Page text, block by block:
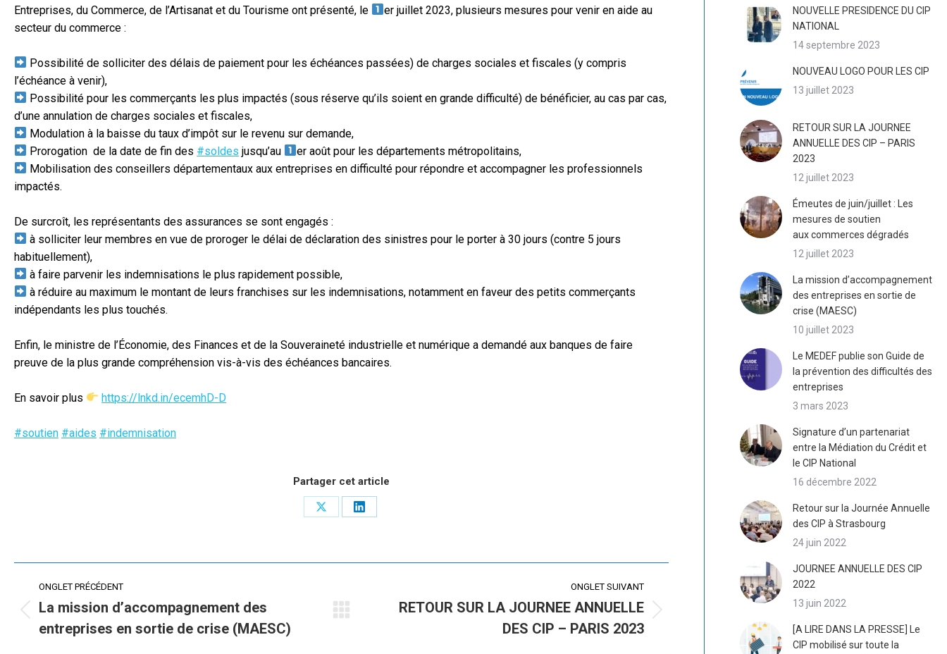
Entreprises, du Commerce, de l’Artisanat et du Tourisme ont présenté, le
er juillet 2023, plusieurs mesures pour venir en aide au
secteur du commerce :
Possibilité de solliciter des délais de paiement pour les échéances passées) de charges sociales et fiscales (y compris
l’échéance à venir),
Possibilité pour les commerçants les plus impactés (sous réserve qu’ils soient en grande difficulté) de bénéficier, au cas par cas,
d’une annulation de charges sociales et fiscales,
Modulation à la baisse du taux d’impôt sur le revenu sur demande,
Prorogation de la date de fin des #soldes jusqu’au
er août pour les départements métropolitains,
Mobilisation des conseillers départementaux aux entreprises en difficulté pour répondre et accompagner les professionnels
impactés.
De surcroît, les représentants des assurances se sont engagés :
à solliciter leur membres en vue de proroger le délai de déclaration des sinistres pour le porter à 30 jours (contre 5 jours
habituellement),
à faire parvenir les indemnisations le plus rapidement possible,
à réduire au maximum le montant de leurs franchises sur les indemnisations, notamment en faveur des petits commerçants
indépendants les plus touchés.
Enfin, le ministre de l’Économie, des Finances et de la Souveraineté industrielle et numérique a demandé aux banques de faire
preuve de la plus grande compréhension vis-à-vis des échéances bancaires.
En savoir plus https://lnkd.in/ecemhD-D
#soutien #aides #indemnisation
Partager cet article
Share
Share
Navigation
de
commentaire
ONGLET PRÉCÉDENT
précédent
La mission d’accompagnement des
entreprises en sortie de crise (MAESC)
ONGLET SUIVANT
RETOUR SUR LA JOURNEE ANNUELLE
DES CIP – PARIS 2023
NOUVELLE PRESIDENCE DU CIP
NATIONAL
14 septembre 2023
NOUVEAU LOGO POUR LES CIP
13 juillet 2023
RETOUR SUR LA JOURNEE
ANNUELLE DES CIP – PARIS
2023
12 juillet 2023
Émeutes de juin/juillet : Les
mesures de soutien
aux commerces dégradés
12 juillet 2023
La mission d’accompagnement
des entreprises en sortie de
crise (MAESC)
10 juillet 2023
Le MEDEF publie son Guide de
la prévention des difficultés des
entreprises
3 mars 2023
Signature d’un partenariat
entre la Médiation du Crédit et
le CIP National
16 décembre 2022
Retour sur la Journée Annuelle
des CIP à Strasbourg
24 juin 2022
JOURNEE ANNUELLE DES CIP
2022
13 juin 2022
[A LIRE DANS LA PRESSE] Le
CIP mobilisé sur toute la